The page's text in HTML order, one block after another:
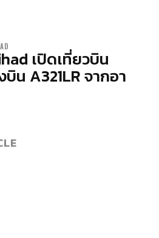
เปิดเที่ยวบิน
น A321LR จากอา